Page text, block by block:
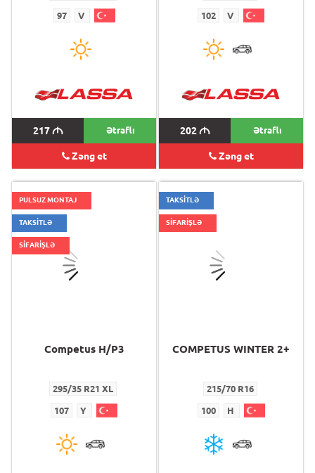
97 V
217M Ətraflı
Zəng et
102 V
202M Ətraflı
Zəng et
PULSUZ MONTAJ
TAKSİTLƏ
SİFARİŞLƏ
Competus H/P3
295/35 R21 XL
107 Y
TAKSİTLƏ
SİFARİŞLƏ
COMPETUS WINTER 2+
215/70 R16
100 H